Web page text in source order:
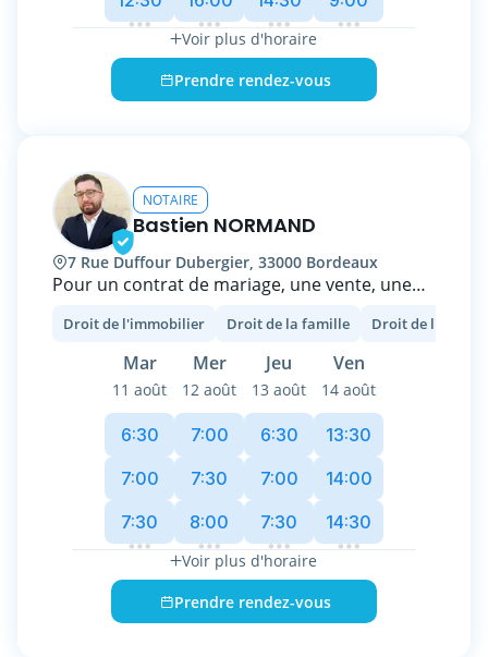
obtenir des réponses à vos questions
Voir plus d'horaire
Prendre rendez-vous
NOTAIRE
Bastien NORMAND
7 Rue Duffour Dubergier, 33000 Bordeaux
Pour un contrat de mariage, une vente, une
question relative au droit de la famille, au
droit immobilier et au droit commercial,
l'office notarial de Maître Bastien NORMAND,
la place Pey Berland vous accueille, vous
conseille et vous aide.
Titulaire du diplôme de Notaire et diplômé de
Kedge Business School, Maître Bastien
NORMAND a en outre enseigné le droit dans
plusieurs Universités françaises en Métropole
et en Outre-mer pendant ses années de
doctorat. Il publie également régulièrement
dans les Echos Judiciaires Girondins.
Droit de l'immobilier Droit de la famille Droit de
Mar Mer Jeu Ven
11 août 12 août 13 août 14 août
6:30
7:00
7:30
7:00
7:30
8:00
6:30
7:00
7:30
13:30
14:00
14:30
Voir plus d'horaire
Prendre rendez-vous